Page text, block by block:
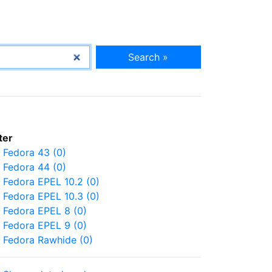
Search »
Fedora 43 (0)
Fedora 44 (0)
Fedora EPEL 10.2 (0)
Fedora EPEL 10.3 (0)
Fedora EPEL 8 (0)
Fedora EPEL 9 (0)
Fedora Rawhide (0)